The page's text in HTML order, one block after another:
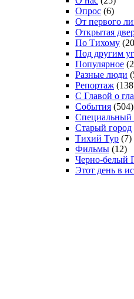
Опрос (6)
От первого
Открытая
По Тихому
Под другим
Популярное
Разные люди
Репортаж
С Главой о
События (504)
Специальный
Старый город
Тихий Тур (7)
Фильмы (12)
Черно-белый
Этот день в